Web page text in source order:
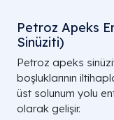
Petroz Apeks
Sinüziti)
Petroz apeks
boşluklarının
üst solunum yolu
olarak gelişir.